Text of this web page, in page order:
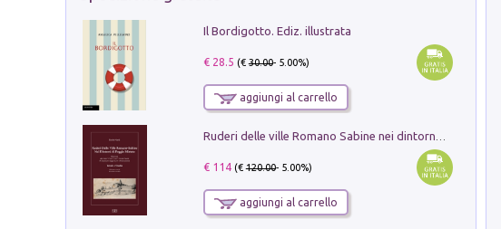
Il Bordigotto. Ediz. illustrata
€ 28.5 (€30.00- 5.00%)
aggiungi al carrello
Ruderi delle ville Romano Sabine nei dintorni di Poggio Mirteto. Illustrati dal dott.re prof.re cav.re Ercole Nardi regio ispettore degli scavi e monumenti. Anno 1885. Tavole e studio. Con 25 tavole fuori testo in cartella editoriale
€ 114(€120.00- 5.00%)
aggiungi al carrello